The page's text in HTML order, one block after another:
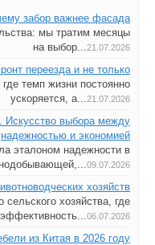
забор важнее фасада
мы тратим месяцы
на выбор...21.07.2026
переезда и не только
темп жизни постоянно
ускоряется, а...21.07.2026
Искусство выбора между
надежностью и экономией
эталоном надежности в
09.07.2026
хозяйств
хозяйства, где
эффективность...06.07.2026
из Китая в 2026 году